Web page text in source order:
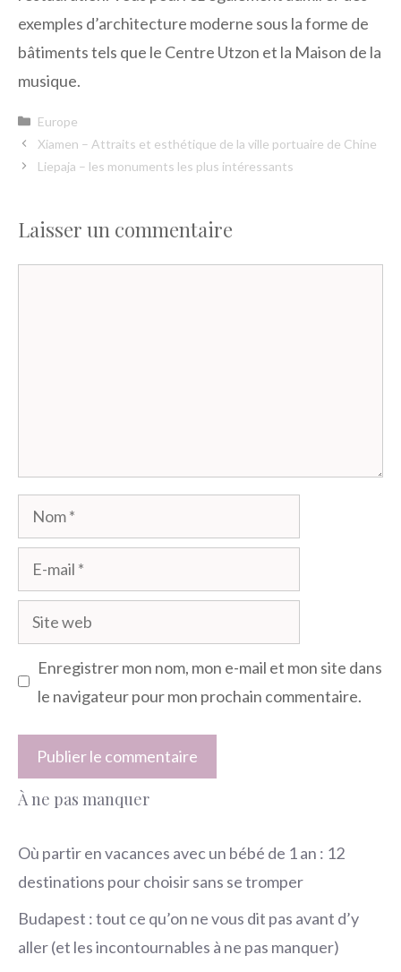
exemples d’architecture moderne sous la forme de
bâtiments tels que le Centre Utzon et la Maison de la
musique.
Catégories
Europe
Xiamen – Attraits et esthétique de la ville portuaire de Chine
Liepaja – les monuments les plus intéressants
Laisser un commentaire
Nom
mail
Site
web
Enregistrer mon nom, mon e-mail et mon site dans
le navigateur pour mon prochain commentaire.
À ne pas manquer
Où partir en vacances avec un bébé de 1 an : 12
destinations pour choisir sans se tromper
Budapest : tout ce qu’on ne vous dit pas avant d’y
aller (et les incontournables à ne pas manquer)